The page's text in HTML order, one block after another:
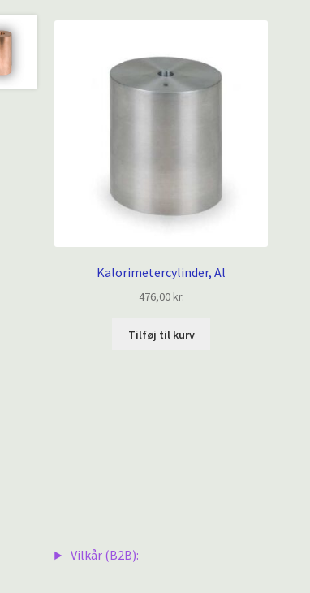
Kalorimetercylinder, Al
476,00kr.
Tilføj til kurv
Vilkår (B2B):